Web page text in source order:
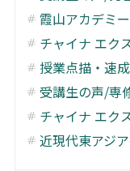
霞山アカデミ
チャイナ エク
授業点描・速
受講生の声/専
チャイナ エク
近現代東アジ